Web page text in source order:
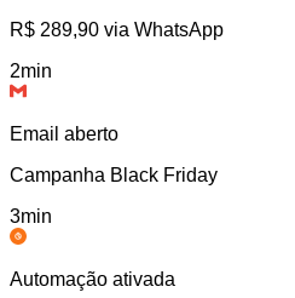
R$ 289,90 via WhatsApp
2min
Email aberto
Campanha Black Friday
3min
Automação ativada